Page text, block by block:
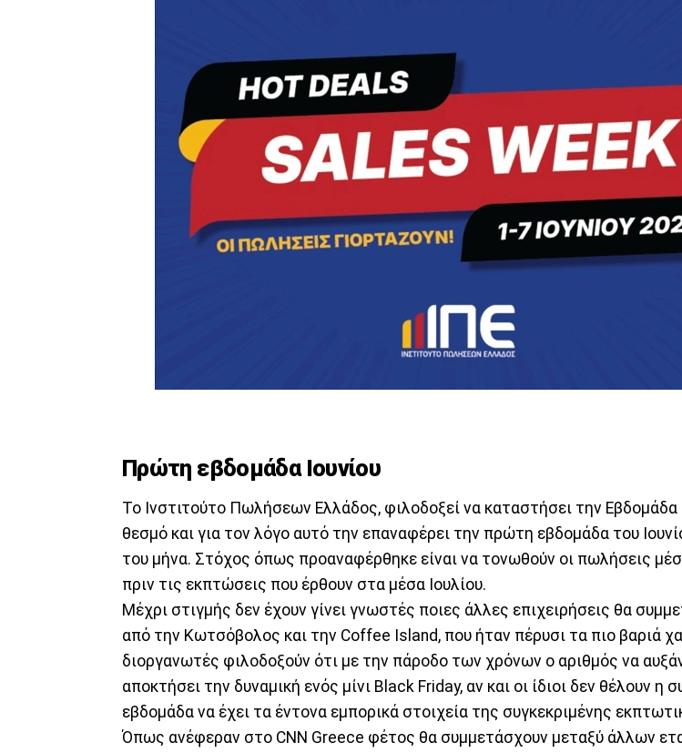
Πρώτη εβδομάδα Ιουνίου
Το Ινστιτούτο Πωλήσεων Ελλάδος, φιλοδοξεί να καταστήσει την
θεσμό και για τον λόγο αυτό την επαναφέρει την πρώτη εβδομάδα του
του μήνα. Στόχος όπως προαναφέρθηκε είναι να τονωθούν οι πωλήσεις
πριν τις εκπτώσεις που έρθουν στα μέσα Ιουλίου.
Μέχρι στιγμής δεν έχουν γίνει γνωστές ποιες άλλες επιχειρήσεις θα
από την Κωτσόβολος και την Coffee Island, που ήταν πέρυσι τα πιο βαριά
διοργανωτές φιλοδοξούν ότι με την πάροδο των χρόνων ο αριθμός να
αποκτήσει την δυναμική ενός μίνι Black Friday, αν και οι ίδιοι δεν θέλουν η
εβδομάδα να έχει τα έντονα εμπορικά στοιχεία της συγκεκριμένης
Όπως ανέφεραν στο CNN Greece φέτος θα συμμετάσχουν μεταξύ άλλων